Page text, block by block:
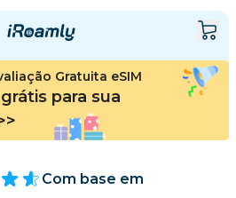
Gratuita eSIM
para sua
Com base em